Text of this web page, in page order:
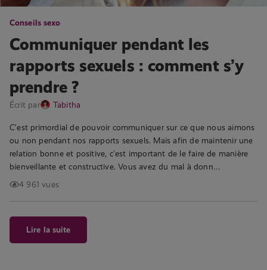
Conseils sexo
Communiquer pendant les
rapports sexuels : comment s’y
prendre ?
Écrit par Tabitha
C’est primordial de pouvoir communiquer sur ce que nous aimons
ou non pendant nos rapports sexuels. Mais afin de maintenir une
relation bonne et positive, c’est important de le faire de manière
bienveillante et constructive. Vous avez du mal à donn…
4 961 vues
Lire la suite